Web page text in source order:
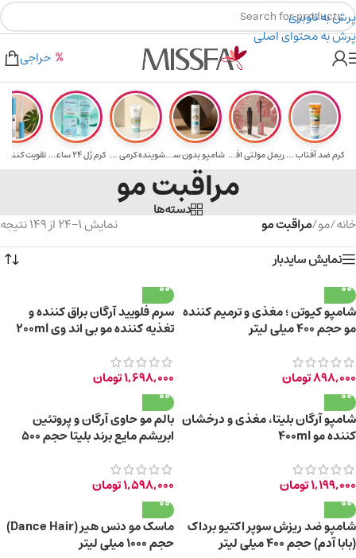
پرش به ناوبری
پرش به محتوای اصلی
۲٪ تخفیف روی سبد خرید برای روش کارت به کارت
هدیه برای خرید های بالای ۵ میلیون تومن
حراجی
کرم ضد آفتاب حا... ریمل مولتی افکت... شامپو بدون سولف... شوینده کرمی صور... کرم ژل ۲۴ ساعته... تقویت‌ کننده
مراقبت مو
دسته‌ها
خانه/مو/مراقبت مو
نمایش 1–24 از 149 نتیجه
نمایش سایدبار
شامپو کیوتن ؛ مغذی و ترمیم کننده
مو حجم ۴۰۰ میلی لیتر
898,000تومان
سرم فلویید آرگان براق کننده و
تغذیه کننده مو بی اند وی 200ml
1,698,000تومان
شامپو آرگان بلیتا، مغذی و درخشان
کننده مو 400ml
1,199,000تومان
بالم مو حاوی آرگان و پروتئین
ابریشم مایع برند بلیتا حجم 500
1,598,000تومان
شامپو ضد ریزش سوپر اکتیو برداک
(بابا آدم) حجم ۴۰۰ میلی لیتر
ماسک مو دنس هیر (Dance Hair)
حجم ۱۰۰۰ میلی لیتر